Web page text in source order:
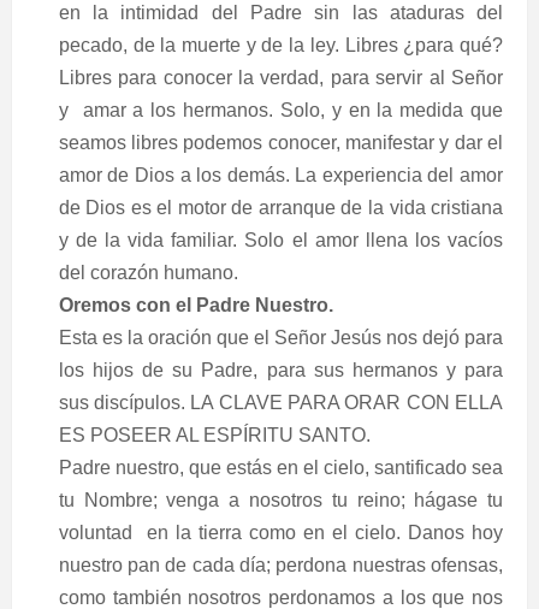
en la intimidad del Padre sin las ataduras del
pecado, de la muerte y de la ley. Libres ¿para qué?
Libres para conocer la verdad, para servir al Señor
y
amar a los hermanos. Solo, y en la medida que
seamos libres podemos conocer, manifestar y dar el
amor de Dios a los demás. La experiencia del amor
de Dios es el motor de arranque de la vida cristiana
y de la vida familiar. Solo el amor llena los vacíos
del corazón humano.
Oremos con el Padre Nuestro.
Esta es la oración que el Señor Jesús nos dejó para
los hijos de su Padre, para sus hermanos y para
sus discípulos. LA CLAVE PARA ORAR CON ELLA
ES POSEER AL ESPÍRITU SANTO.
Padre nuestro, que estás en el cielo, santificado sea
tu Nombre; venga a nosotros tu reino; hágase tu
voluntad en la tierra como en el cielo. Danos hoy
nuestro pan de cada día; perdona nuestras ofensas,
como también nosotros perdonamos a los que nos